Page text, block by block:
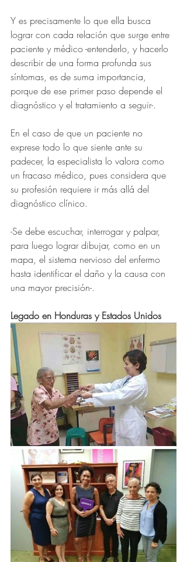
Y es precisamente lo que ella busca
lograr con cada relación que surge entre
paciente y médico -entenderlo, y hacerlo
describir de una forma profunda sus
síntomas, es de suma importancia,
porque de ese primer paso depende el
diagnóstico y el tratamiento a seguir-.
En el caso de que un paciente no
exprese todo lo que siente ante su
padecer, la especialista lo valora como
un fracaso médico, pues considera que
su profesión requiere ir más allá del
diagnóstico clínico.
-Se debe escuchar, interrogar y palpar,
para luego lograr dibujar, como en un
mapa, el sistema nervioso del enfermo
hasta identificar el daño y la causa con
una mayor precisión-.
Legado en Honduras y Estados Unidos